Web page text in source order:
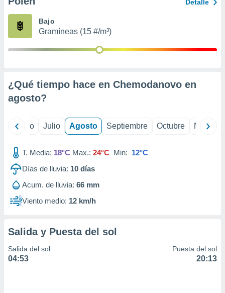
publicidad
1199
Detalle
Bajo
Gramíneas (15 #/m³)
¿Qué tiempo hace en Chemodanovo en
agosto?
Junio Julio Agosto Septiembre Octubre
T. Media: 18°C Max.: 24°C Min: 12°C
Días de lluvia: 10 días
Acum. de lluvia: 66 mm
Viento medio: 12 km/h
Salida y Puesta del sol
Salida del sol
04:53
Puesta del sol
20:13